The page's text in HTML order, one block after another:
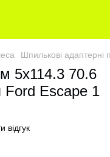
Шпилькові адаптерні
5х114.3 70.6
Ford Escape 1
відгук